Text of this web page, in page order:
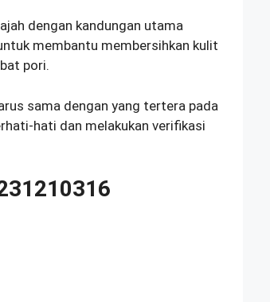
dengan kandungan utama
membantu membersihkan kulit
pori.
sama dengan yang tertera pada
hati dan melakukan verifikasi